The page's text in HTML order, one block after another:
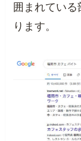
囲まれている
ります。